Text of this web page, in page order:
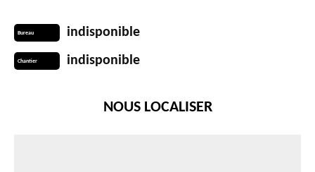
Bureau indisponible
Chantier indisponible
NOUS LOCALISER